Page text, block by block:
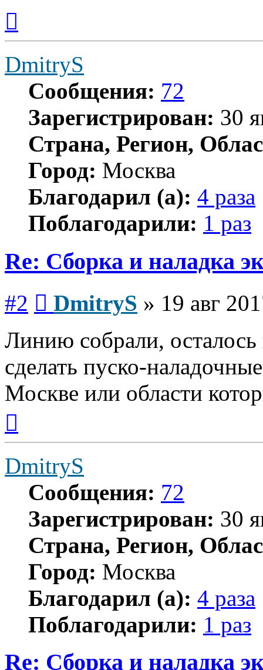
началу
DmitryS
Сообщения: 72
Зарегистрирован: 30
Страна, Регион,
Город: Москва
Благодарил (а): 4 раза
Поблагодарили: 1 раз
Re: Сборка и наладка
#2 DmitryS » 19 авг
Линию собрали,
сделать пуско-
Москве или области
началу
DmitryS
Сообщения: 72
Зарегистрирован: 30
Страна, Регион,
Город: Москва
Благодарил (а): 4 раза
Поблагодарили: 1 раз
Re: Сборка и наладка